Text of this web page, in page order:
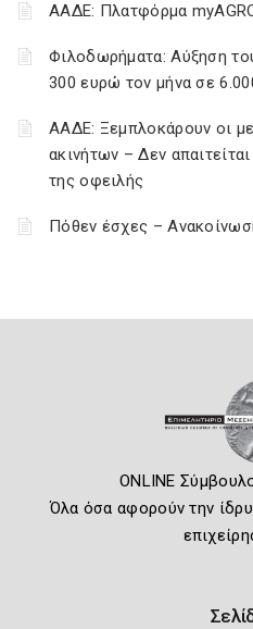
ΑΑΔΕ: Πλατφόρμα
Φιλοδωρήματα: Αύξηση
300 ευρώ τον μήνα σε
ΑΑΔΕ: Ξεμπλοκάρουν οι
ακινήτων – Δεν
της οφειλής
Πόθεν έσχες –
ONLINE
Όλα όσα αφορούν την